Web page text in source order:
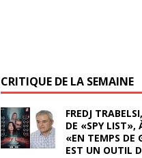
CRITIQUE DE LA SEMAINE
FREDJ
DE «SPY LIST»,
«EN TEMPS DE
EST UN OUTIL